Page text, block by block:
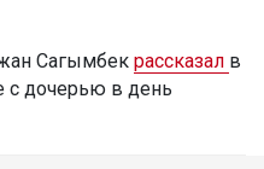
Сагымбек рассказал в
с дочерью в день